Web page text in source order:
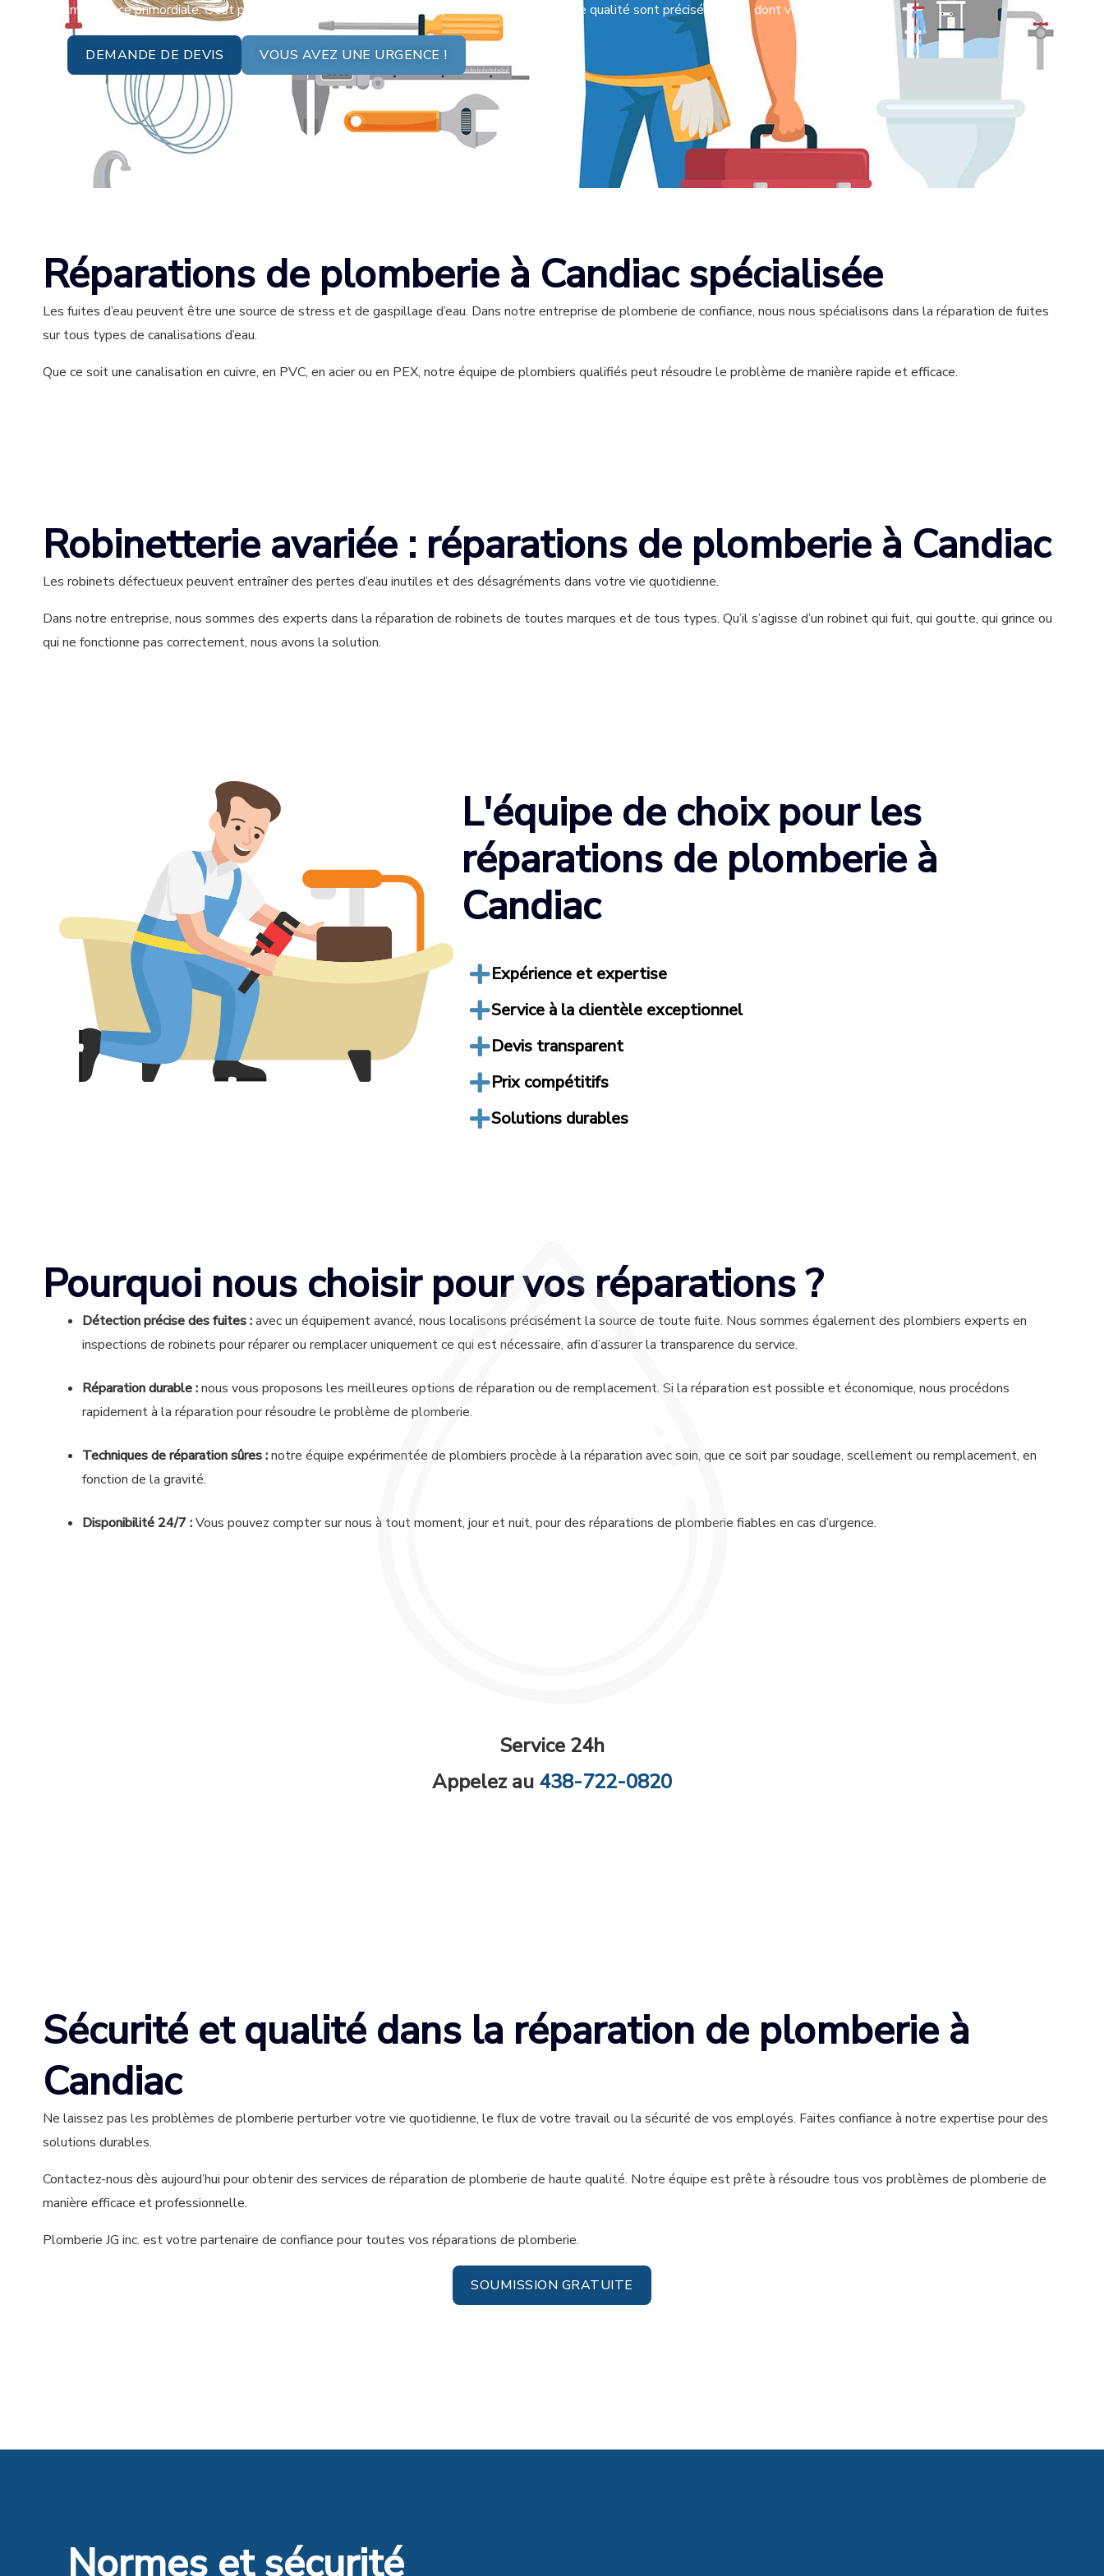
importance primordiale. C’est pourquoi nous sommes convaincus que nos services de haute qualité sont précisément ce dont vous avez besoin.
DEMANDE DE DEVIS VOUS AVEZ UNE URGENCE !
Réparations de plomberie à Candiac spécialisée
Les fuites d’eau peuvent être une source de stress et de gaspillage d’eau. Dans notre entreprise de plomberie de confiance, nous nous spécialisons dans la réparation de fuites
sur tous types de canalisations d’eau.
Que ce soit une canalisation en cuivre, en PVC, en acier ou en PEX, notre équipe de plombiers qualifiés peut résoudre le problème de manière rapide et efficace.
Robinetterie avariée : réparations de plomberie à Candiac
Les robinets défectueux peuvent entraîner des pertes d’eau inutiles et des désagréments dans votre vie quotidienne.
Dans notre entreprise, nous sommes des experts dans la réparation de robinets de toutes marques et de tous types. Qu’il s’agisse d’un robinet qui fuit, qui goutte, qui grince ou
qui ne fonctionne pas correctement, nous avons la solution.
L'équipe de choix pour les
réparations de plomberie à
Candiac
Expérience et expertise
Service à la clientèle exceptionnel
Devis transparent
Prix compétitifs
Solutions durables
Pourquoi nous choisir pour vos réparations ?
Détection précise des fuites :avec un équipement avancé, nous localisons précisément la source de toute fuite. Nous sommes également des plombiers experts en
inspections de robinets pour réparer ou remplacer uniquement ce qui est nécessaire, afin d’assurer la transparence du service.
Réparation durable :nous vous proposons les meilleures options de réparation ou de remplacement. Si la réparation est possible et économique, nous procédons
rapidement à la réparation pour résoudre le problème de plomberie.
Techniques de réparation sûres :notre équipe expérimentée de plombiers procède à la réparation avec soin, que ce soit par soudage, scellement ou remplacement, en
fonction de la gravité.
Disponibilité 24/7 :Vous pouvez compter sur nous à tout moment, jour et nuit, pour des réparations de plomberie fiables en cas d’urgence.
Service 24h
Appelez au 438-722-0820
Sécurité et qualité dans la réparation de plomberie à
Candiac
Ne laissez pas les problèmes de plomberie perturber votre vie quotidienne, le flux de votre travail ou la sécurité de vos employés. Faites confiance à notre expertise pour des
solutions durables.
Contactez-nous dès aujourd’hui pour obtenir des services de réparation de plomberie de haute qualité. Notre équipe est prête à résoudre tous vos problèmes de plomberie de
manière efficace et professionnelle.
Plomberie JG inc. est votre partenaire de confiance pour toutes vos réparations de plomberie.
SOUMISSION GRATUITE
Normes et sécurité